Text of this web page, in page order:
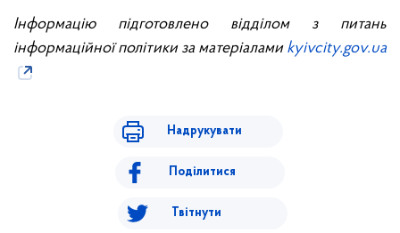
Інформацію підготовлено відділом з питань
інформаційної політики за матеріалами kyivcity.gov.ua
Надрукувати
Поділитися
Твітнути